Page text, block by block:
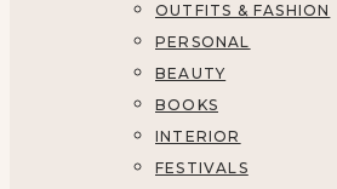
OUTFITS & FASHION
PERSONAL
BEAUTY
BOOKS
INTERIOR
FESTIVALS